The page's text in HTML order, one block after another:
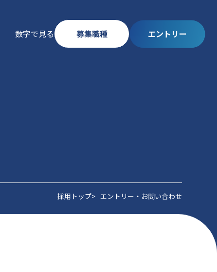
数字で見る 募集職種 エントリー
採用トップ エントリー・お問い合わせ